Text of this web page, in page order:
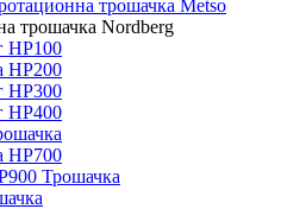
трошачка Metso
трошачка Nordberg
HP100
HP200
HP300
HP400
HP700
Трошачка